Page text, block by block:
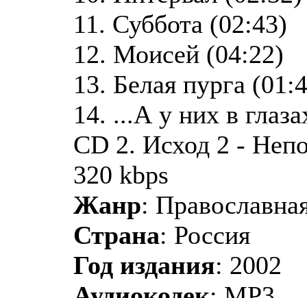
11. Суббота (02:43)
12. Моисей (04:22)
13. Белая пурга
14. ...А у них в
CD 2. Исход 2 -
320 kbps
Жанр:
Страна: Россия
Год издания: 2002